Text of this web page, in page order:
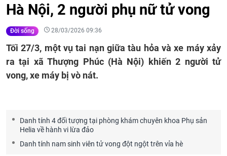
Hà Nội, 2 người phụ nữ tử vong
Đời sống 28/03/2026 09:36
Tối 27/3, một vụ tai nạn giữa tàu hỏa và xe máy xảy
ra tại xã Thượng Phúc (Hà Nội) khiến 2 người tử
vong, xe máy bị vò nát.
Danh tính 4 đối tượng tại phòng khám chuyên khoa Phụ sản
Helia về hành vi lừa đảo
Danh tính nam sinh viên tử vong đột ngột trên vỉa hè